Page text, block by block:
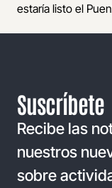
estaría listo el
Suscríbete
Recibe las
nuestros
sobre